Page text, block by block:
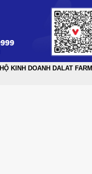
HỘ KINH DOANH DALAT FARM